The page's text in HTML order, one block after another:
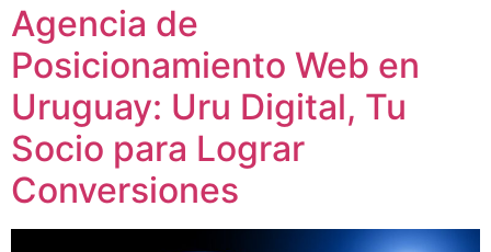
Agencia de
Posicionamiento Web en
Uruguay: Uru Digital, Tu
Socio para Lograr
Conversiones